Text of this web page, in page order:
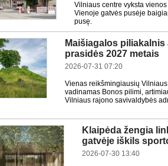
Vilniaus centre vyksta
Vienoje gatvės pusėje
pusę.
Maišiagalos
prasidės 2027 metais
2026-07-31 07:20
Vienas reikšmingiausių
vadinamas Bonos pilimi,
Vilniaus rajono savivaldybės
Klaipėda žengia
gatvėje iškils
2026-07-30 13:40